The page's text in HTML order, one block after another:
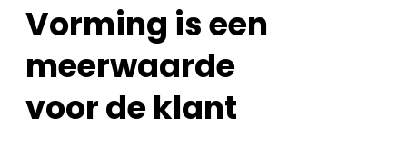
Vorming is een
meerwaarde
voor de klant